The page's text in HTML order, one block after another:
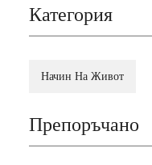
Категория
Начин На Живот
Препоръчано